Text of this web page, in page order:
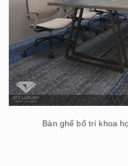
Bàn ghế bố trí khoa